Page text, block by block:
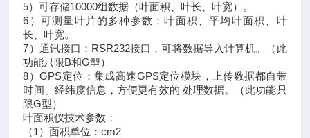
5）可存储10000组数据（叶面积、叶长、叶宽）。
6）可测量叶片的多种参数：叶面积、平均叶面积、叶
长、叶宽。
7）通讯接口：RSR232接口，可将数据导入计算机。（此
功能只限B和G型）
8）GPS定位：集成高速GPS定位模块，上传数据都自带
时间、经纬度信息，方便更有效的 处理数据。（此功能只
限G型）
叶面积仪技术参数：
（1）面积单位：cm2